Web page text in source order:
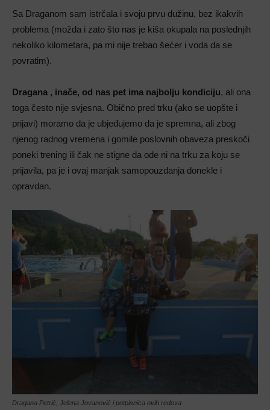
Sa Draganom sam istrčala i svoju prvu dužinu, bez ikakvih
problema (možda i zato što nas je kiša okupala na poslednjih
nekoliko kilometara, pa mi nije trebao šećer i voda da se
povratim).
Dragana , inače, od nas pet ima najbolju kondiciju, ali ona
toga često nije svjesna. Obično pred trku (ako se uopšte i
prijavi) moramo da je ubjeđujemo da je spremna, ali zbog
njenog radnog vremena i gomile poslovnih obaveza preskoči
poneki trening ili čak ne stigne da ode ni na trku za koju se
prijavila, pa je i ovaj manjak samopouzdanja donekle i
opravdan.
Dragana Petrić, Jelena Jovanović i potpisnica ovih redova